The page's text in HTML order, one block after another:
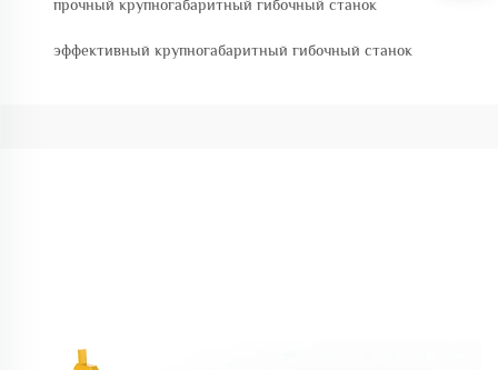
прочный крупногабаритный гибочный станок
эффективный крупногабаритный гибочный станок